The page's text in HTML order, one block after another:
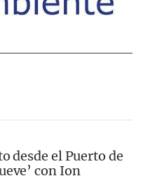
desde el Puerto de
con Ion